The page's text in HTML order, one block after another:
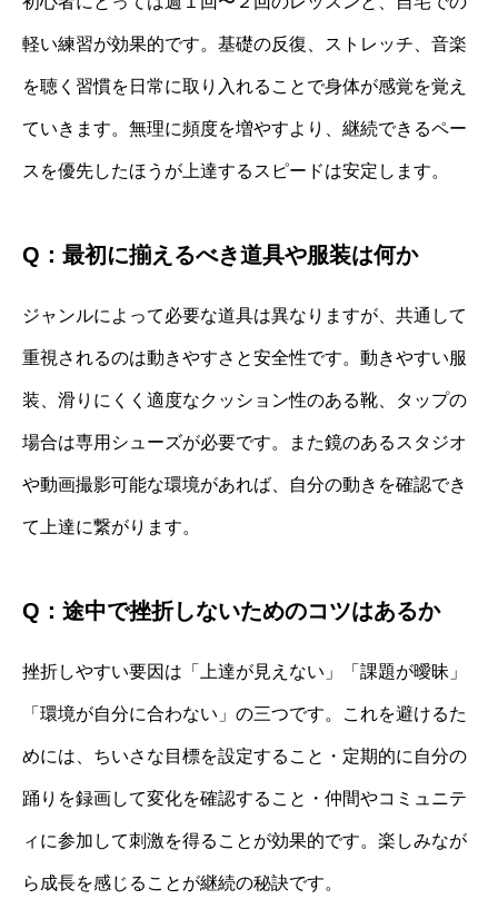
軽い練習が効果的です。基礎の反復、ストレッチ、音楽
を聴く習慣を日常に取り入れることで身体が感覚を覚え
ていきます。無理に頻度を増やすより、継続できるペー
スを優先したほうが上達するスピードは安定します。
Q：最初に揃えるべき道具や服装は何か
ジャンルによって必要な道具は異なりますが、共通して
重視されるのは動きやすさと安全性です。動きやすい服
装、滑りにくく適度なクッション性のある靴、タップの
場合は専用シューズが必要です。また鏡のあるスタジオ
や動画撮影可能な環境があれば、自分の動きを確認でき
て上達に繋がります。
Q：途中で挫折しないためのコツはあるか
挫折しやすい要因は「上達が見えない」「課題が曖昧」
「環境が自分に合わない」の三つです。これを避けるた
めには、ちいさな目標を設定すること・定期的に自分の
踊りを録画して変化を確認すること・仲間やコミュニテ
ィに参加して刺激を得ることが効果的です。楽しみなが
ら成長を感じることが継続の秘訣です。